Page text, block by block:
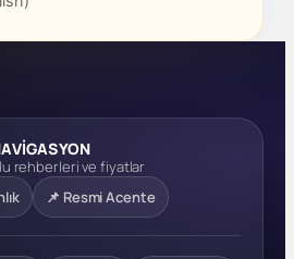
rehberleri ve fiyatlar
📌 Resmi Acente